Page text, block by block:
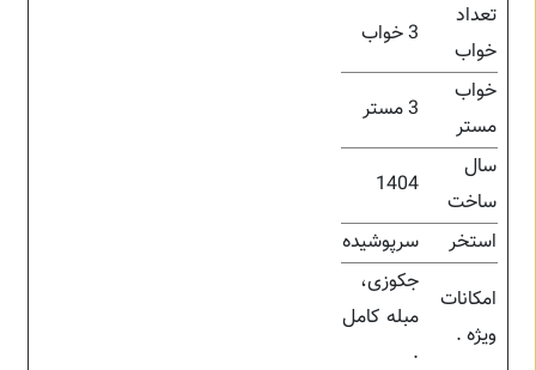
تعداد
خواب
3 خواب
خواب
مستر
3 مستر
سال
ساخت
1404
استخر
سرپوشیده
امکانات
ویژه .
جکوزی،
مبله کامل
.